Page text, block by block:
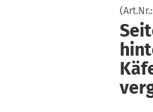
Konto erstellen
Passwort
(Art.Nr.: